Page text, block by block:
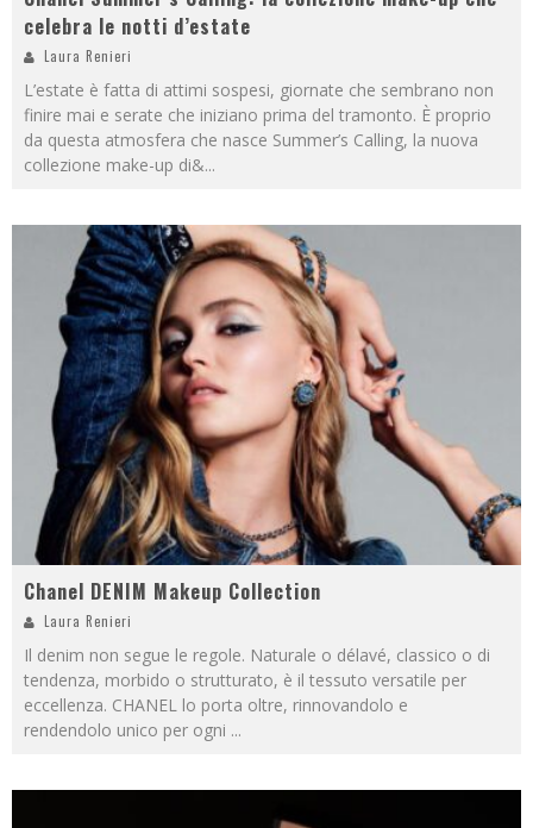
celebra le notti d’estate
Laura Renieri
L’estate è fatta di attimi sospesi, giornate che sembrano non
finire mai e serate che iniziano prima del tramonto. È proprio
da questa atmosfera che nasce Summer’s Calling, la nuova
collezione make-up di&...
Chanel DENIM Makeup Collection
Laura Renieri
Il denim non segue le regole. Naturale o délavé, classico o di
tendenza, morbido o strutturato, è il tessuto versatile per
eccellenza. CHANEL lo porta oltre, rinnovandolo e
rendendolo unico per ogni ...